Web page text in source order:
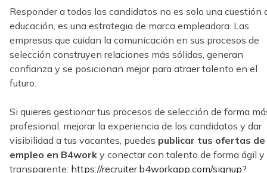
Responder a todos los candidatos no es solo una cuestión
educación, es una estrategia de marca empleadora. Las
empresas que cuidan la comunicación en sus procesos de
selección construyen relaciones más sólidas, generan
confianza y se posicionan mejor para atraer talento en el
futuro.
Si quieres gestionar tus procesos de selección de forma
profesional, mejorar la experiencia de los candidatos y dar
visibilidad a tus vacantes, puedes publicar tus ofertas de
empleo en B4work y conectar con talento de forma ágil y
transparente: https://recruiter.b4workapp.com/signup?